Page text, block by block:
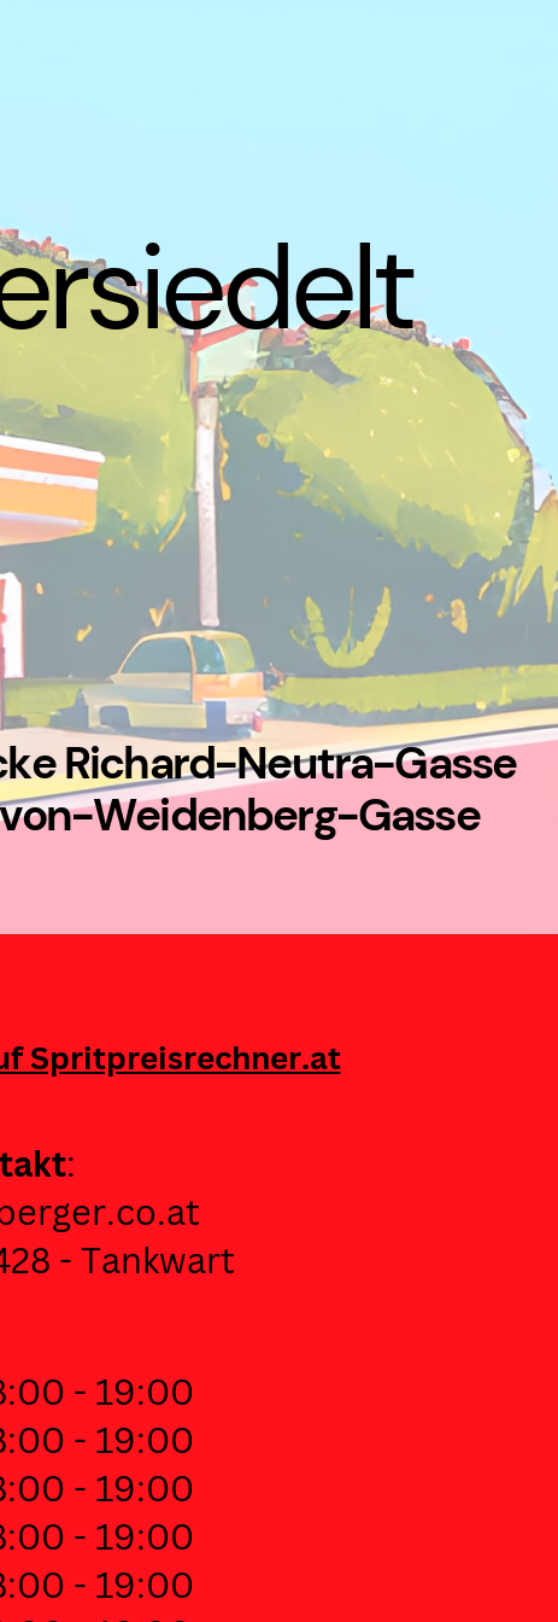
Richard-Neutra-Gasse
Weidenberg-Gasse
Spritpreisrechner.at
:
- Tankwart
- 19:00
- 19:00
- 19:00
- 19:00
- 19:00